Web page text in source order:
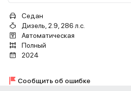
Седан
Дизель, 2.9, 286 л.с.
Автоматическая
Полный
2024
Сообщить об ошибке